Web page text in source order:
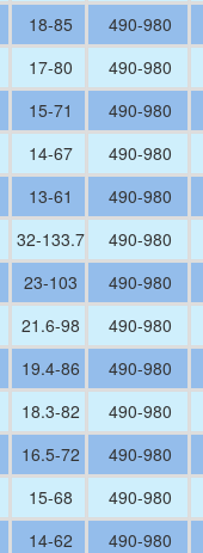
18-85
490-980
17-80
490-980
15-71
490-980
14-67
490-980
13-61
490-980
32-133.7
490-980
23-103
490-980
21.6-98
490-980
19.4-86
490-980
18.3-82
490-980
16.5-72
490-980
15-68
490-980
14-62
490-980